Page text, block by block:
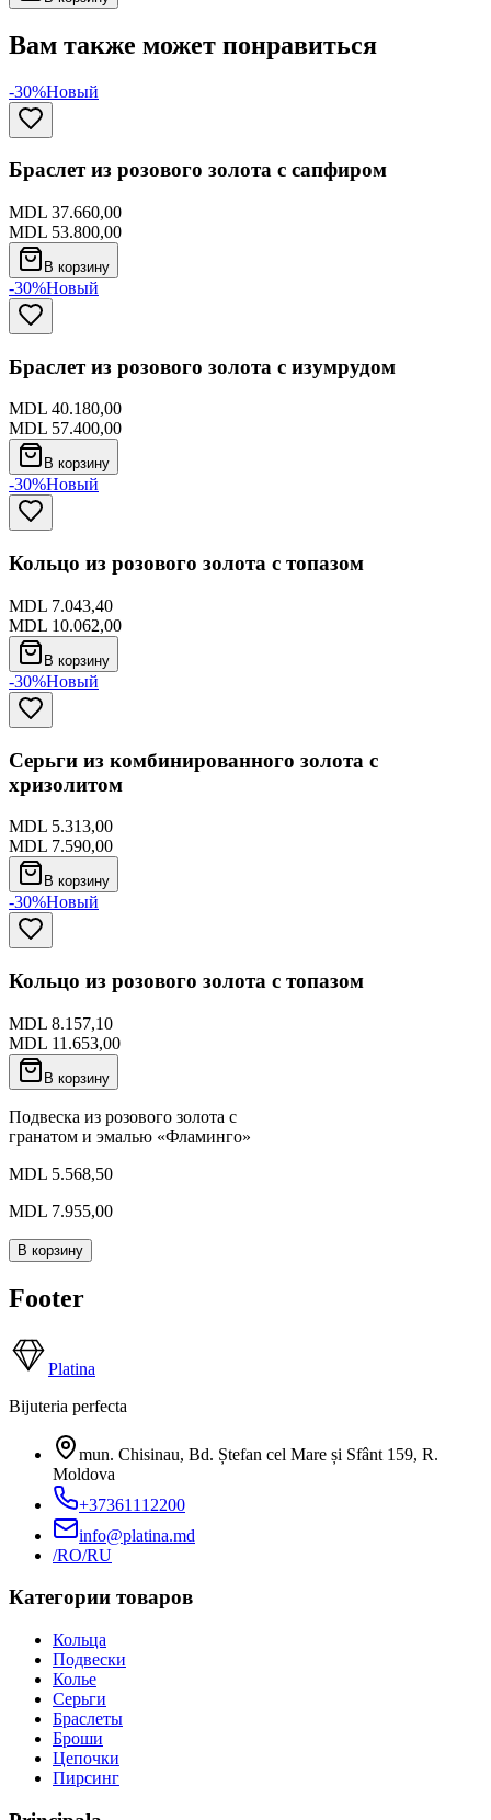
Вам также может понравиться
-30%Новый
Браслет из розового золота с сапфиром
MDL 37.660,00
MDL 53.800,00
В корзину
-30%Новый
Браслет из розового золота с изумрудом
MDL 40.180,00
MDL 57.400,00
В корзину
-30%Новый
Кольцо из розового золота с топазом
MDL 7.043,40
MDL 10.062,00
В корзину
-30%Новый
Серьги из комбинированного золота с
хризолитом
MDL 5.313,00
MDL 7.590,00
В корзину
-30%Новый
Кольцо из розового золота с топазом
MDL 8.157,10
MDL 11.653,00
В корзину
Подвеска из розового золота с
гранатом и эмалью «Фламинго»
MDL 5.568,50
MDL 7.955,00
В корзину
Footer
Platina
Bijuteria perfecta
mun. Chisinau, Bd. Ștefan cel Mare și Sfânt 159, R.
Moldova
+37361112200
info@platina.md
/RO/RU
Категории товаров
Кольца
Подвески
Колье
Серьги
Браслеты
Броши
Цепочки
Пирсинг